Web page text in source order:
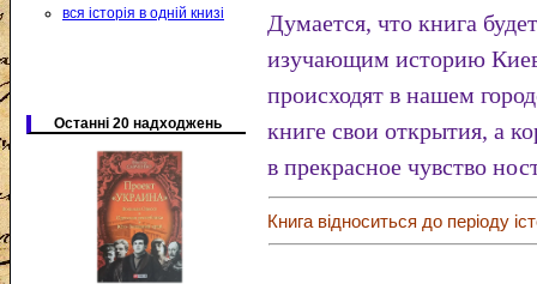
вся історія в одній книзі
Останні 20 надходжень
Думается, что книга
изучающим историю
происходят в нашем
книге свои открытия, а
в прекрасное чувство
Книга відноситься до періоду